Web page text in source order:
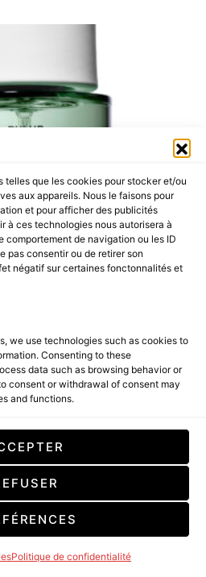
telles que les cookies pour stocker et/ou
aux appareils. Nous le faisons pour
et pour afficher des publicités
à ces technologies nous autorisera à
comportement de navigation ou les ID
pas consentir ou de retirer son
négatif sur certaines fonctonnalités et
we use technologies such as cookies to
Consenting to these
data such as browsing behavior or
consent or withdrawal of consent may
and functions.
Politique de confidentialité
: SELECTIONS
Pink, une
olfactive estivale